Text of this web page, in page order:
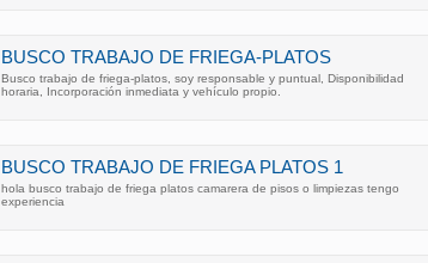
BUSCO TRABAJO DE FRIEGA-PLATOS
Busco trabajo de friega-platos, soy responsable y puntual, Disponibilidad
horaria, Incorporación inmediata y vehículo propio.
BUSCO TRABAJO DE FRIEGA PLATOS 1
hola busco trabajo de friega platos camarera de pisos o limpiezas tengo
experiencia